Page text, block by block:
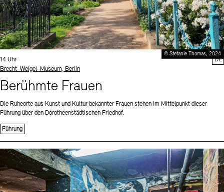
© Stefanie Thomas, 2024
Uhrzeit:
14 Uhr
Standort
Brecht-Weigel-Museum, Berlin
Berühmte Frauen
Die Ruheorte aus Kunst und Kultur bekannter Frauen stehen im Mittelpunkt dieser
Führung über den Dorotheenstädtischen Friedhof.
Führung
DE